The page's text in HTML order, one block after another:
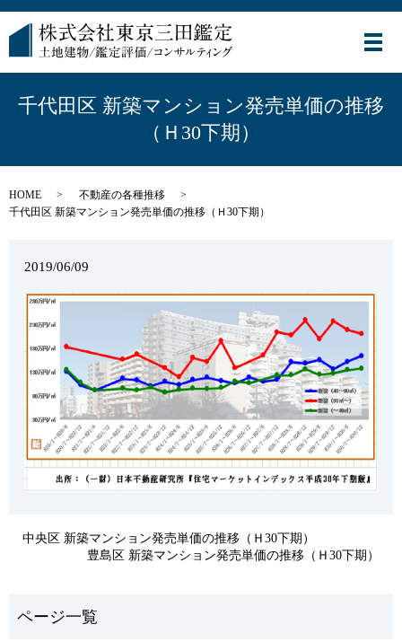
メ
千代田区 新築マンション発売単価の推移
（Ｈ30下期）
HOME
不動産の各種推移
千代田区 新築マンション発売単価の推移（Ｈ30下期）
2019/06/09
中央区 新築マンション発売単価の推移（Ｈ30下期）
豊島区 新築マンション発売単価の推移（Ｈ30下期）